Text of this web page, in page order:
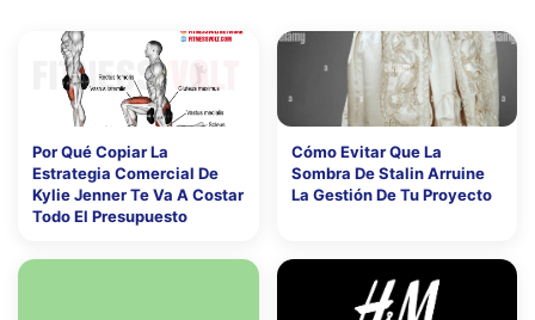
Por Qué Copiar La
Estrategia Comercial De
Kylie Jenner Te Va A Costar
Todo El Presupuesto
Cómo Evitar Que La
Sombra De Stalin Arruine
La Gestión De Tu Proyecto